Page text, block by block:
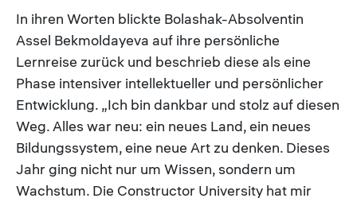
In ihren Worten blickte Bolashak-Absolventin
Assel Bekmoldayeva auf ihre persönliche
Lernreise zurück und beschrieb diese als eine
Phase intensiver intellektueller und persönlicher
Entwicklung. „Ich bin dankbar und stolz auf diesen
Weg. Alles war neu: ein neues Land, ein neues
Bildungssystem, eine neue Art zu denken. Dieses
Jahr ging nicht nur um Wissen, sondern um
Wachstum. Die Constructor University hat mir